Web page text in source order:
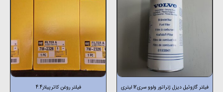
فیلتر گازوئیل دیزل ژنراتور ولوو سری12 لیتری فیلتر روغن کاترپیلار4.4